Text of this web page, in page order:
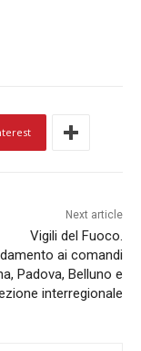
Next article
Vigili del Fuoco.
ai comandi
Padova, Belluno e
interregionale